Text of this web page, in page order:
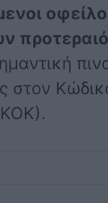
στον